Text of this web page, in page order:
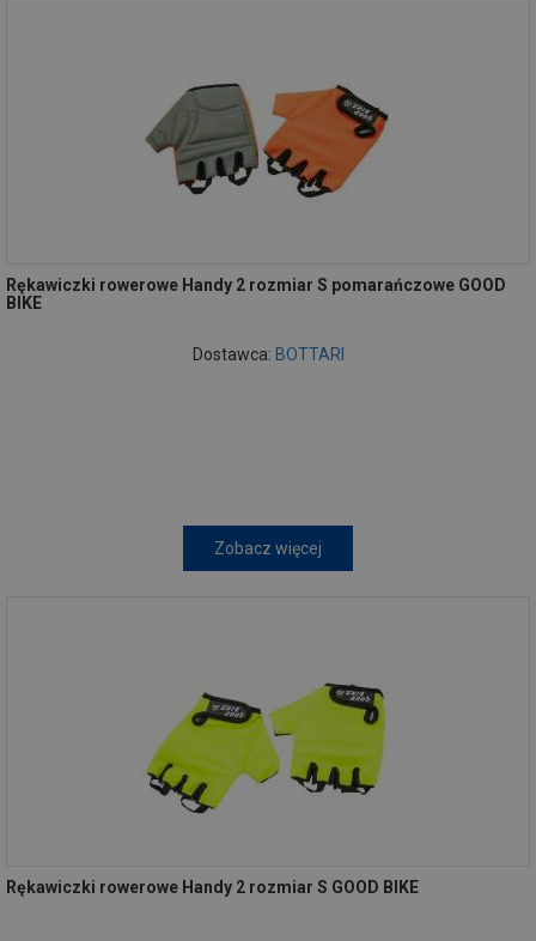
Rękawiczki rowerowe Handy 2 rozmiar S pomarańczowe GOOD
BIKE
Dostawca: BOTTARI
Zobacz więcej
Rękawiczki rowerowe Handy 2 rozmiar S GOOD BIKE